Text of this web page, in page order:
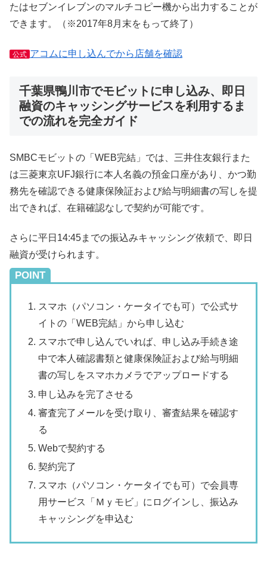
たはセブンイレブンのマルチコピー機から出力することが
できます。（※2017年8月末をもって終了）
公式 アコムに申し込んでから店舗を確認
千葉県鴨川市でモビットに申し込み、即日
融資のキャッシングサービスを利用するま
での流れを完全ガイド
SMBCモビットの「WEB完結」では、三井住友銀行また
は三菱東京UFJ銀行に本人名義の預金口座があり、かつ勤
務先を確認できる健康保険証および給与明細書の写しを提
出できれば、在籍確認なしで契約が可能です。
さらに平日14:45までの振込みキャッシング依頼で、即日
融資が受けられます。
POINT
スマホ（パソコン・ケータイでも可）で公式サ
イトの「WEB完結」から申し込む
スマホで申し込んでいれば、申し込み手続き途
中で本人確認書類と健康保険証および給与明細
書の写しをスマホカメラでアップロードする
申し込みを完了させる
審査完了メールを受け取り、審査結果を確認す
る
Webで契約する
契約完了
スマホ（パソコン・ケータイでも可）で会員専
用サービス「Ｍｙモビ」にログインし、振込み
キャッシングを申込む